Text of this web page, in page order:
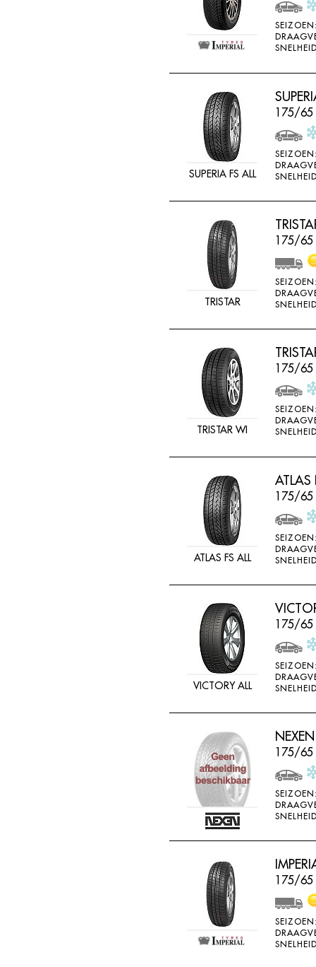
SUPERIA FS ALL
175/65
TRISTAR
175/65
TRISTAR WI
175/65
ATLAS FS ALL
ATLAS
175/65
VICTORY ALL
175/65
175/65
175/65